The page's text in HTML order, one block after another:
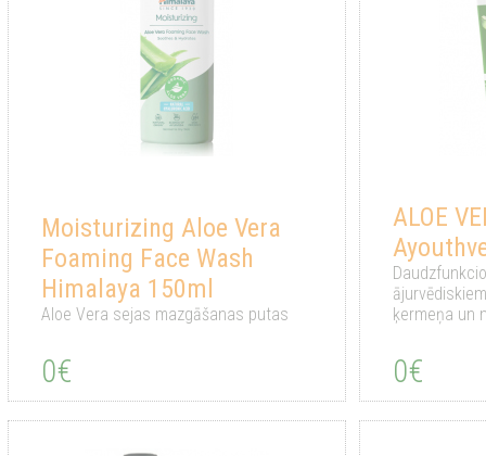
Moisturizing Aloe Vera
Foaming Face Wash
Himalaya 150ml
Aloe Vera sejas mazgāšanas putas
0€
ALOE
ķermeņa un
0€